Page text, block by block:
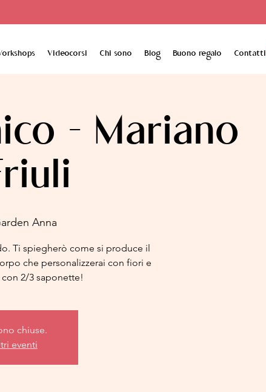
Videocorsi Chi sono Blog Buono regalo Contatti
- Mariano
Anna
Ti spiegherò come si produce il
che personalizzerai con fiori e
con 2/3 saponette!
chiuse.
eventi